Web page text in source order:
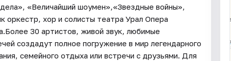
«Величайший шоумен»,«Звездные войны»,
оркестр, хор и солисты театра Урал Опера
30 артистов, живой звук, любимые
создадут полное погружение в мир легендарного
семейного отдыха или встречи с друзьями. Для